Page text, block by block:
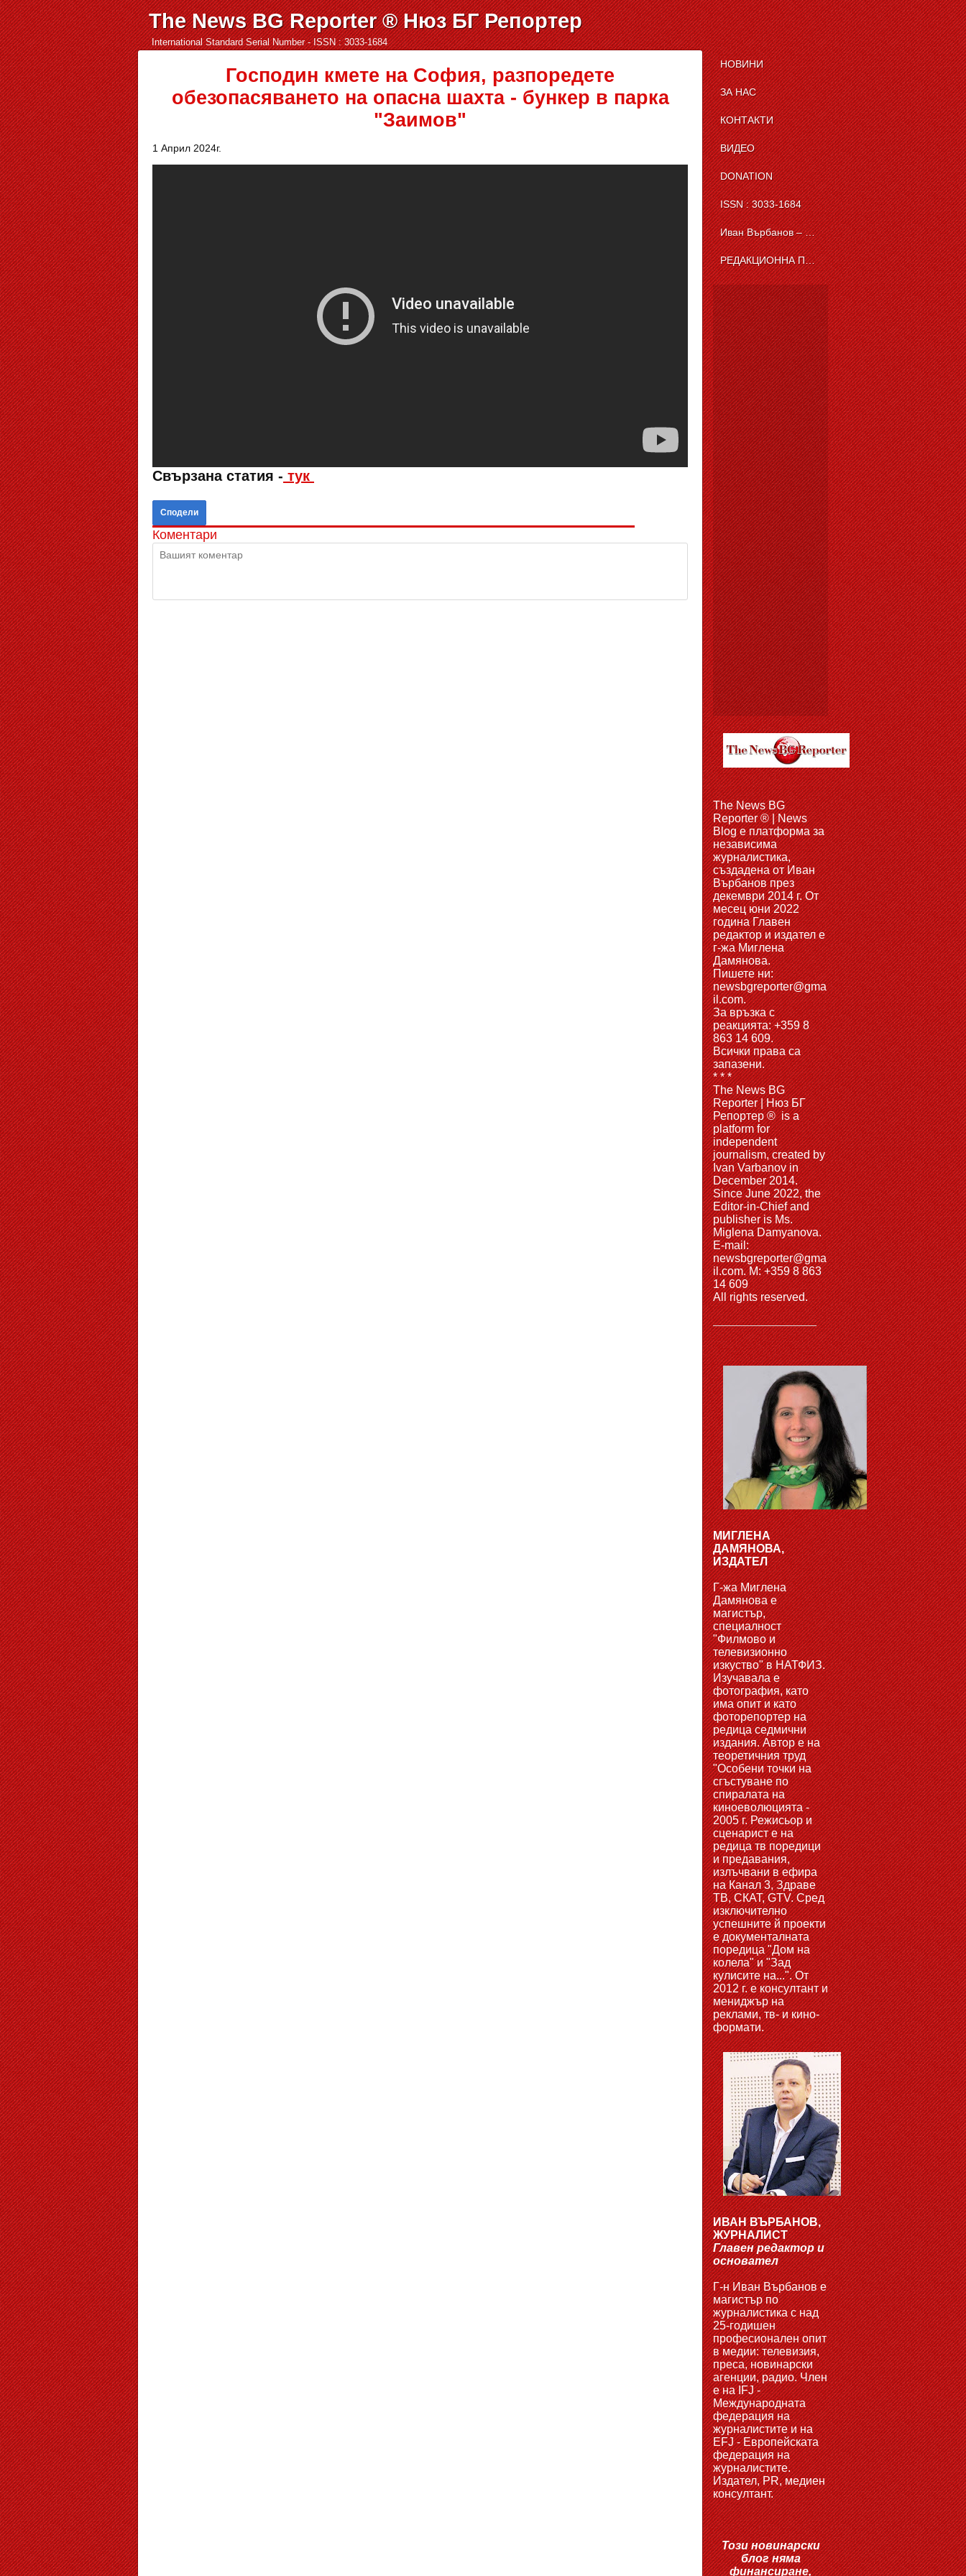
International Standard Serial Number - ISSN : 3033-1684
The News BG Reporter ® Нюз БГ Репортер
Господин кмете на София, разпоредете
обезопасяването на опасна шахта - бункер в парка
"Заимов"
1 Април 2024г.
Свързана статия - тук
Сподели
Коментари
НОВИНИ
ЗА НАС
КОНТАКТИ
ВИДЕО
DONATION
ISSN : 3033-1684
Иван Върбанов – журналист | The News BG Reporter
РЕДАКЦИОННА ПОЛИТИКА НА THE NEWS BG REPORTER
The News BG
Reporter ® | News
Blog e платформа за
независима
журналистика,
създадена от Иван
Върбанов през
декември 2014 г. От
месец юни 2022
година Главен
редактор и издател е
г-жа Миглена
Дамянова.
Пишете ни:
newsbgreporter@gma
il.com.
За връзка с
реакцията: +359 8
863 14 609.
Всички права са
запазени.
* * *
The News BG
Reporter | Нюз БГ
Репортер ® is a
platform for
independent
journalism, created by
Ivan Varbanov in
December 2014.
Since June 2022, the
Editor-in-Chief and
publisher is Ms.
Miglena Damyanova.
Е-mail:
newsbgreporter@gma
il.com. M: +359 8 863
14 609
All rights reserved.
МИГЛЕНА
ДАМЯНОВА,
ИЗДАТЕЛ
Г-жа Миглена
Дамянова е
магистър,
специалност
"Филмово и
телевизионно
изкуство" в НАТФИЗ.
Изучавала е
фотография, като
има опит и като
фоторепортер на
редица седмични
издания. Автор е на
теоретичния труд
"Особени точки на
сгъстуване по
спиралата на
киноеволюцията -
2005 г. Режисьор и
сценарист е на
редица тв поредици
и предавания,
излъчвани в ефира
на Канал 3, Здраве
ТВ, СКАТ, GTV. Сред
изключително
успешните й проекти
е документалната
поредица "Дом на
колела" и "Зад
кулисите на...". От
2012 г. е консултант и
мениджър на
реклами, тв- и кино-
формати.
ИВАН ВЪРБАНОВ,
ЖУРНАЛИСТ
Главен редактор и
основател
Г-н Иван Върбанов е
магистър по
журналистика с над
25-годишен
професионален опит
в медии: телевизия,
преса, новинарски
агенции, радио. Член
е на IFJ -
Международната
федерация на
журналистите и на
EFJ - Европейската
федерация на
журналистите.
Издател, PR, медиен
консултант.
Този новинарски
блог няма
финансиране,